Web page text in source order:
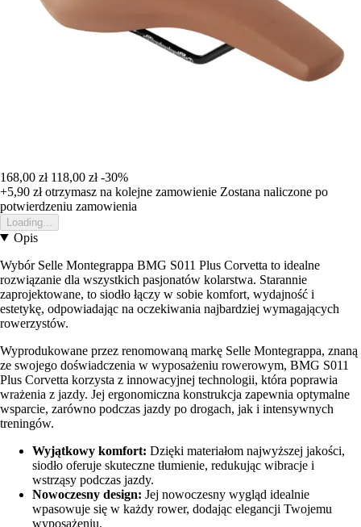
168,00 zł 118,00 zł -30%
+5,90 złotrzymasz na kolejne zamowienie Zostana naliczone po
potwierdzeniu zamowienia
Loading...
Opis
Wybór Selle Montegrappa BMG S011 Plus Corvetta to idealne
rozwiązanie dla wszystkich pasjonatów kolarstwa. Starannie
zaprojektowane, to siodło łączy w sobie komfort, wydajność i
estetykę, odpowiadając na oczekiwania najbardziej wymagających
rowerzystów.
Wyprodukowane przez renomowaną markę Selle Montegrappa, znaną
ze swojego doświadczenia w wyposażeniu rowerowym, BMG S011
Plus Corvetta korzysta z innowacyjnej technologii, która poprawia
wrażenia z jazdy. Jej ergonomiczna konstrukcja zapewnia optymalne
wsparcie, zarówno podczas jazdy po drogach, jak i intensywnych
treningów.
Wyjątkowy komfort: Dzięki materiałom najwyższej jakości,
siodło oferuje skuteczne tłumienie, redukując wibracje i
wstrząsy podczas jazdy.
Nowoczesny design: Jej nowoczesny wygląd idealnie
wpasowuje się w każdy rower, dodając elegancji Twojemu
wyposażeniu.